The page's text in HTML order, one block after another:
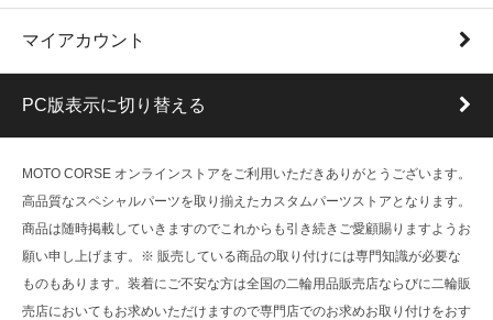
マイアカウント
PC版表示に切り替える
MOTO CORSE オンラインストアをご利用いただきありがとうございます。
高品質なスペシャルパーツを取り揃えたカスタムパーツストアとなります。
商品は随時掲載していきますのでこれからも引き続きご愛顧賜りますようお
願い申し上げます。※ 販売している商品の取り付けには専門知識が必要な
ものもあります。装着にご不安な方は全国の二輪用品販売店ならびに二輪販
売店においてもお求めいただけますので専門店でのお求めお取り付けをおす